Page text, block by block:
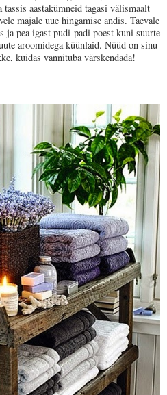
aastakümneid tagasi välismaalt
majale uue hingamise andis. Taevale
ja pea igast pudi-padi poest kuni suurte
aroomidega küünlaid. Nüüd on sinu
kuidas vannituba värskendada!